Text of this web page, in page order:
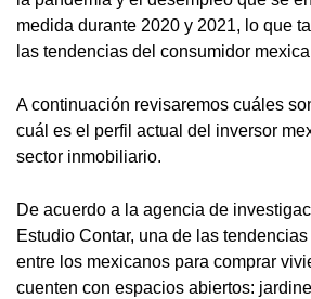
medida durante 2020 y 2021, lo que
las tendencias del consumidor
A continuación revisaremos cuáles
cuál es el perfil actual del inversor
sector inmobiliario.
De acuerdo a la agencia de
Estudio Contar, una de las
entre los mexicanos para comprar
cuenten con espacios abiertos: